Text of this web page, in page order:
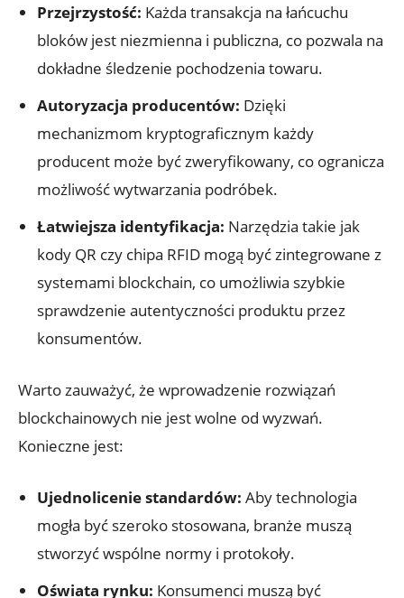
Przejrzystość: Każda transakcja na ‌łańcuchu
bloków jest niezmienna i publiczna, co pozwala na
dokładne śledzenie pochodzenia towaru.
Autoryzacja producentów: Dzięki
mechanizmom kryptograficznym każdy
producent może być zweryfikowany, ‌co ogranicza
możliwość wytwarzania podróbek.
Łatwiejsza identyfikacja: Narzędzia takie jak
kody QR czy⁣ chipa RFID mogą być zintegrowane z
systemami blockchain, co umożliwia szybkie
⁤sprawdzenie autentyczności produktu przez
konsumentów.
Warto zauważyć, że wprowadzenie rozwiązań
blockchainowych nie jest wolne od wyzwań.
Konieczne jest:
Ujednolicenie standardów: Aby technologia
mogła być szeroko stosowana, branże muszą
stworzyć‍ wspólne normy i protokoły.
Oświata‍ rynku: Konsumenci muszą być⁢